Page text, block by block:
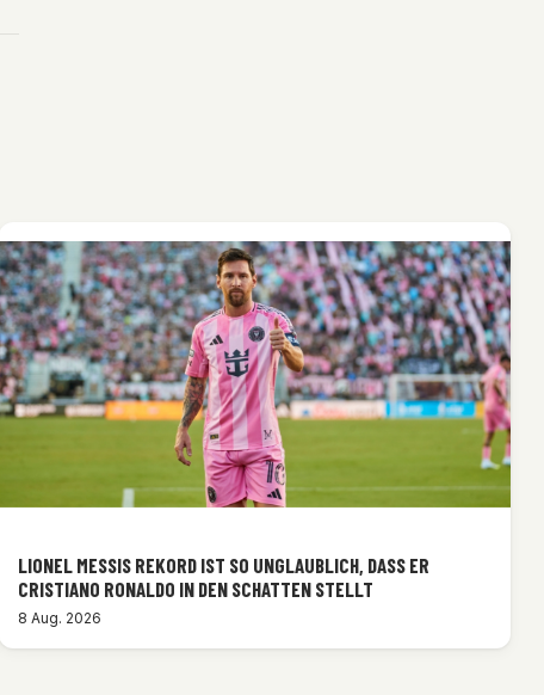
LIONEL MESSIS REKORD IST SO UNGLAUBLICH, DASS ER
CRISTIANO RONALDO IN DEN SCHATTEN STELLT
8 Aug. 2026